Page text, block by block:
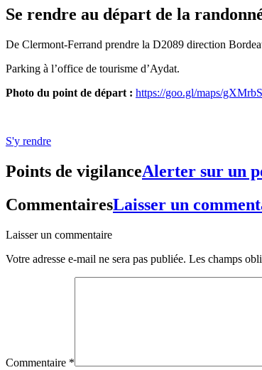
Se rendre au départ de la
De Clermont-Ferrand prendre la D2089 direction
Parking à l’office de tourisme d’Aydat.
Photo du point de départ : https://goo.gl/maps/
S'y rendre
Points de vigilanceAlerter sur un
CommentairesLaisser un
Laisser un commentaire
Votre adresse e-mail ne sera pas publiée. Les champs
Commentaire *